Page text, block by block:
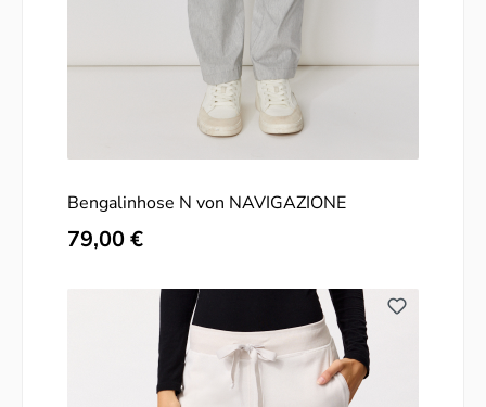
Bengalinhose N von NAVIGAZIONE
Regulärer Preis:
79,00 €